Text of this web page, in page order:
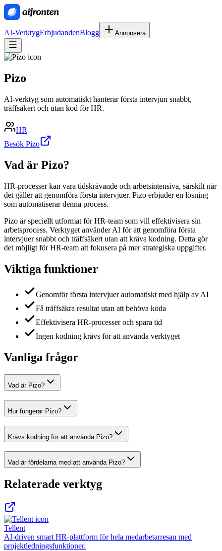
AI-VerktygErbjudandenBlogg Annonsera
Pizo
AI-verktyg som automatiskt hanterar första intervjun snabbt,
träffsäkert och utan kod för HR.
HR
Besök Pizo
Vad är Pizo?
HR-processer kan vara tidskrävande och arbetsintensiva, särskilt när
det gäller att genomföra första intervjuer. Pizo erbjuder en lösning
som automatiserar denna process.
Pizo är speciellt utformat för HR-team som vill effektivisera sin
arbetsprocess. Verktyget använder AI för att genomföra första
intervjuer snabbt och träffsäkert utan att kräva kodning. Detta gör
det möjligt för HR-team att fokusera på mer strategiska uppgifter.
Viktiga funktioner
Genomför första intervjuer automatiskt med hjälp av AI
Få träffsäkra resultat utan att behöva koda
Effektivisera HR-processer och spara tid
Ingen kodning krävs för att använda verktyget
Vanliga frågor
Vad är Pizo?
Hur fungerar Pizo?
Krävs kodning för att använda Pizo?
Vad är fördelarna med att använda Pizo?
Relaterade verktyg
Tellent
AI-driven smart HR-plattform för hela medarbetarresan med
projektledningsfunktioner.